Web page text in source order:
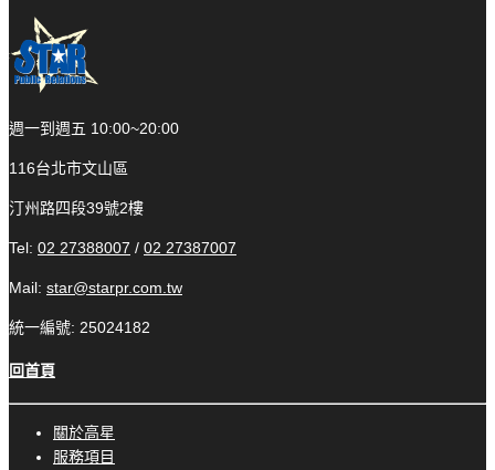
週一到週五 10:00~20:00
116台北市文山區
汀州路四段39號2樓
Tel: 02 27388007 / 02 27387007
Mail: star@starpr.com.tw
統一編號: 25024182
回首頁
關於高星
服務項目